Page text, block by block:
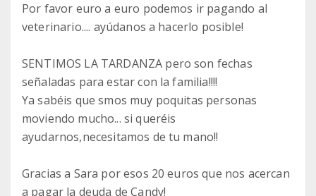
Por favor euro a euro podemos ir pagando al
veterinario.... ayúdanos a hacerlo posible!
SENTIMOS LA TARDANZA pero son fechas
señaladas para estar con la familia!!!!
Ya sabéis que smos muy poquitas personas
moviendo mucho... si queréis
ayudarnos,necesitamos de tu mano!!
Gracias a Sara por esos 20 euros que nos acercan
a pagar la deuda de Candy!